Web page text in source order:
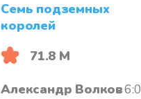
Семь подземных
королей
71.8 М
Александр Волков